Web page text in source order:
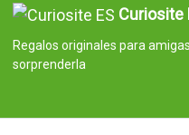
Curiosite
Regalos originales para
sorprenderla